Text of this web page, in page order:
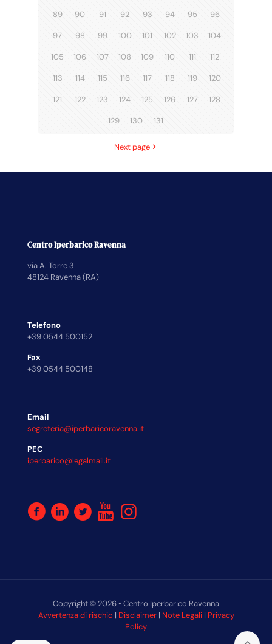
89 90 91 92 93 94 95 96
97 98 99 100 101 102 103 104
105 106 107 108 109 110 111 112
113 114 115 116 117 118 119 120
121 122 123 124 125 126 127 128
129 130 131
Next page
Centro Iperbarico Ravenna
via A. Torre 3
48124 Ravenna (RA)
Telefono
+39 0544 500152
Fax
+39 0544 500148
Email
segreteria@iperbaricoravenna.it
PEC
iperbarico@legalmail.it
Copyright © 2026 • Centro Iperbarico Ravenna
Avvertenza di rischio | Disclaimer| Note Legali| Privacy
Policy